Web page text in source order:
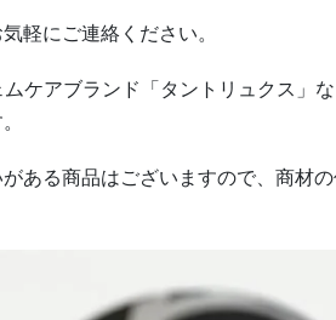
軽にご連絡ください。
ケアブランド「タントリュクス」
ある商品はございますので、商材